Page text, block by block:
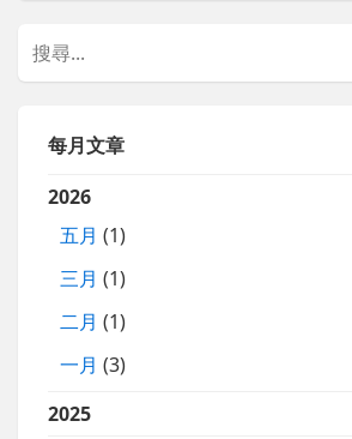
每月文章
2026
五月 (1)
三月 (1)
二月 (1)
一月 (3)
2025